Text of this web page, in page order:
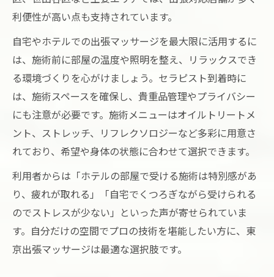
利便性が高い点も支持されています。
自宅やホテルでの出張マッサージを最大限に活用するに
は、施術前に部屋の温度や照明を整え、リラックスでき
る環境づくりを心がけましょう。セラピスト到着時に
は、施術スペースを確保し、貴重品管理やプライバシー
にも注意が必要です。施術メニューはオイルトリートメ
ント、ストレッチ、リフレクソロジーなど多彩に用意さ
れており、希望や身体の状態に合わせて選択できます。
利用者からは「ホテルの部屋で受ける施術は特別感があ
り、疲れが取れる」「自宅でくつろぎながら受けられる
のでストレスが少ない」といった声が寄せられていま
す。自分だけの空間でプロの技術を堪能したい方に、東
京出張マッサージは最適な選択肢です。